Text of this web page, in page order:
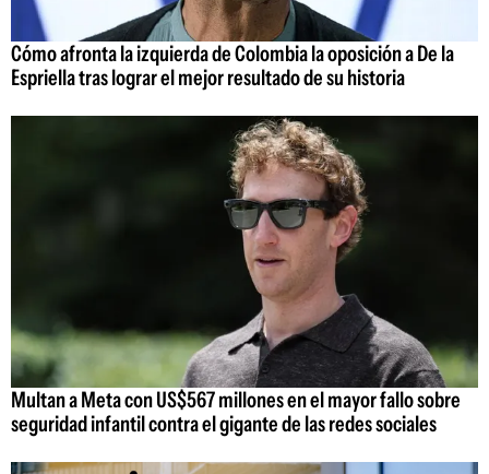
Cómo afronta la izquierda de Colombia la oposición a De la
Espriella tras lograr el mejor resultado de su historia
Multan a Meta con US$567 millones en el mayor fallo sobre
seguridad infantil contra el gigante de las redes sociales